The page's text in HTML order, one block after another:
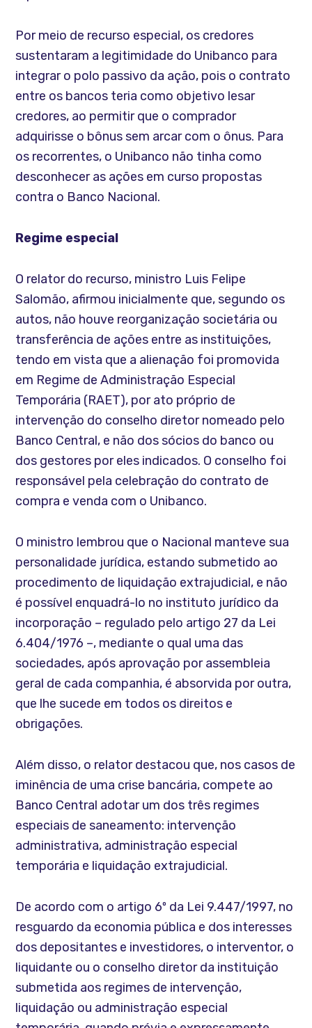
Por meio de recurso especial, os credores
sustentaram a legitimidade do Unibanco para
integrar o polo passivo da ação, pois o contrato
entre os bancos teria como objetivo lesar
credores, ao permitir que o comprador
adquirisse o bônus sem arcar com o ônus. Para
os recorrentes, o Unibanco não tinha como
desconhecer as ações em curso propostas
contra o Banco Nacional.
Regime especial
O relator do recurso, ministro Luis Felipe
Salomão, afirmou inicialmente que, segundo os
autos, não houve reorganização societária ou
transferência de ações entre as instituições,
tendo em vista que a alienação foi promovida
em Regime de Administração Especial
Temporária (RAET), por ato próprio de
intervenção do conselho diretor nomeado pelo
Banco Central, e não dos sócios do banco ou
dos gestores por eles indicados. O conselho foi
responsável pela celebração do contrato de
compra e venda com o Unibanco.
O ministro lembrou que o Nacional manteve sua
personalidade jurídica, estando submetido ao
procedimento de liquidação extrajudicial, e não
é possível enquadrá-lo no instituto jurídico da
incorporação – regulado pelo artigo 27 da Lei
6.404/1976 –, mediante o qual uma das
sociedades, após aprovação por assembleia
geral de cada companhia, é absorvida por outra,
que lhe sucede em todos os direitos e
obrigações.
Além disso, o relator destacou que, nos casos de
iminência de uma crise bancária, compete ao
Banco Central adotar um dos três regimes
especiais de saneamento: intervenção
administrativa, administração especial
temporária e liquidação extrajudicial.
De acordo com o artigo 6º da Lei 9.447/1997, no
resguardo da economia pública e dos interesses
dos depositantes e investidores, o interventor, o
liquidante ou o conselho diretor da instituição
submetida aos regimes de intervenção,
liquidação ou administração especial